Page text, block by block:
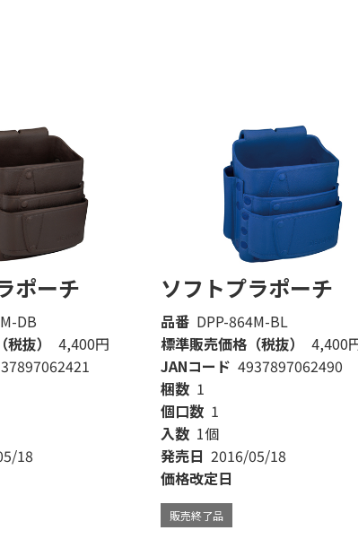
ポーチ
DB
抜）
4,400円
18
ソフトプラポーチ
品番 DPP-864M-BL
標準販売価格（税抜）
4,400
JANコード 4937897062490
梱数 1
個口数 1
入数 1個
発売日 2016/05/18
価格改定日
販売終了品